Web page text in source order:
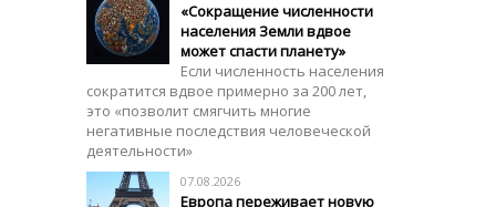
«Сокращение численности
населения Земли вдвое
может спасти планету»
Если численность населения
сократится вдвое примерно за 200 лет,
это «позволит смягчить многие
негативные последствия человеческой
деятельности»
07.08.2026
Европа переживает новую